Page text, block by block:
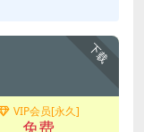
下载
VIP会员[永久]
免费